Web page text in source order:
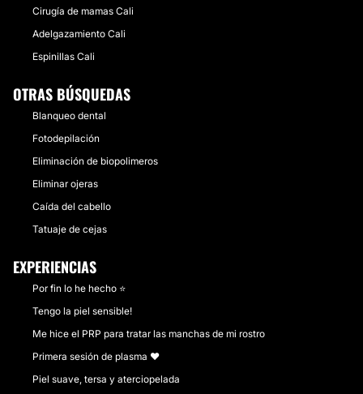
Cirugía de mamas Cali
Adelgazamiento Cali
Espinillas Cali
OTRAS BÚSQUEDAS
Blanqueo dental
Fotodepilación
Eliminación de biopolimeros
Eliminar ojeras
Caída del cabello
Tatuaje de cejas
EXPERIENCIAS
Por fin lo he hecho ⭐
Tengo la piel sensible!
Me hice el PRP para tratar las manchas de mi rostro
Primera sesión de plasma ❤️
Piel suave, tersa y aterciopelada